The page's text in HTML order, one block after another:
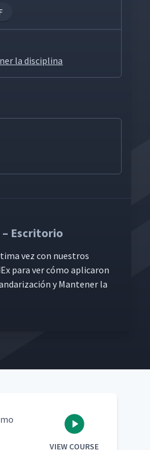
la disciplina
– Escritorio
vez con nue­stros
para ver cómo apli­caron
y Man­ten­er la
VIEW COURSE